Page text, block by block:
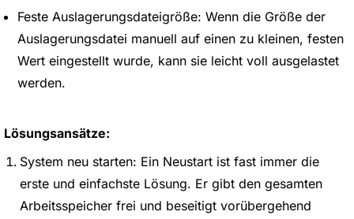
Feste Auslagerungsdateigröße: Wenn die Größe der
Auslagerungsdatei manuell auf einen zu kleinen, festen
Wert eingestellt wurde, kann sie leicht voll ausgelastet
werden.
Lösungsansätze:
System neu starten: Ein Neustart ist fast immer die
erste und einfachste Lösung. Er gibt den gesamten
Arbeitsspeicher frei und beseitigt vorübergehend